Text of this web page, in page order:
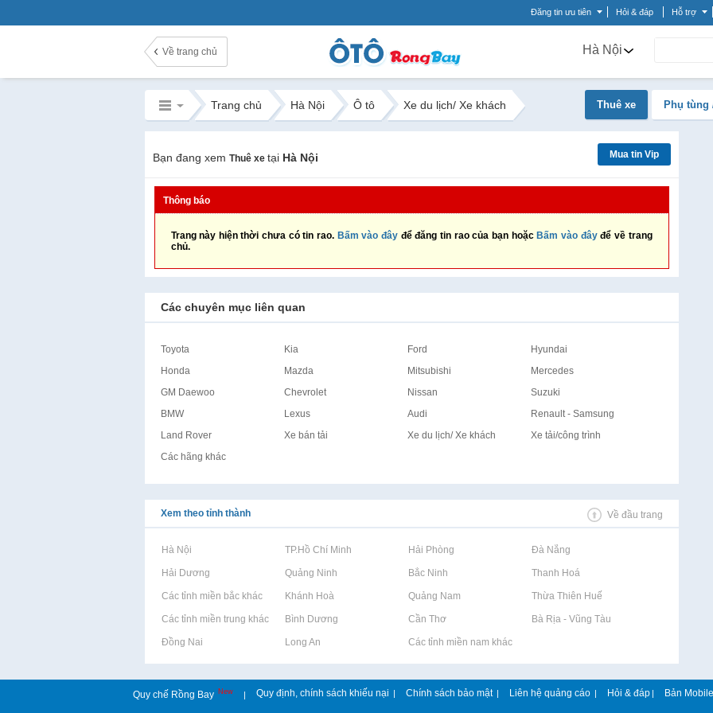
Đăng tin ưu tiên Hỏi & đáp Hỗ trợ
Về trang chủ Hà Nội
Trang chủ Hà Nội Ô tô Xe du lịch/ Xe khách Thuê xe Phụ
Bạn đang xem Thuê xe tại Hà Nội Mua tin Vip
Thông báo
Trang này hiện thời chưa có tin rao. Bấm vào đây để đăng tin rao của bạn hoặc Bấm vào đâyđể về trang
chủ.
Các chuyên mục liên quan
Toyota Kia Ford
Hyundai
Honda
Mazda Mitsubishi
Mercedes
GM Daewoo
Chevrolet Nissan
Suzuki
BMW
Lexus Audi
Renault - Samsung
Land Rover
Xe bán tải Xe du lịch/ Xe khách
Xe tải/công trình
Các hãng khác
Xem theo tỉnh thành Về đầu trang
Rao vặt tại Hà Nội Rao vặt tại TP.Hồ Chí Minh Rao vặt tại Hải Phòng Rao vặt tại Đà Nẵng
Rao vặt tại Hải Dương Rao vặt tại Quảng Ninh Rao vặt tại Bắc Ninh Rao vặt tại Thanh Hoá
Rao vặt tại Các tỉnh miền bắc khácRao vặt tại Khánh Hoà Rao vặt tại Quảng Nam Rao vặt tại Thừa Thiên Huế
Rao vặt tại Các tỉnh miền trung khácRao vặt tại Bình Dương Rao vặt tại Cần Thơ Rao vặt tại Bà Rịa - Vũng Tàu
Rao vặt tại Đồng Nai Rao vặt tại Long An Rao vặt tại Các tỉnh miền nam khác
Quy chế Rồng Bay New | Quy định, chính sách khiếu nại | Chính sách bảo mật | Liên hệ quảng cáo | Hỏi & đáp | Bản Mobile